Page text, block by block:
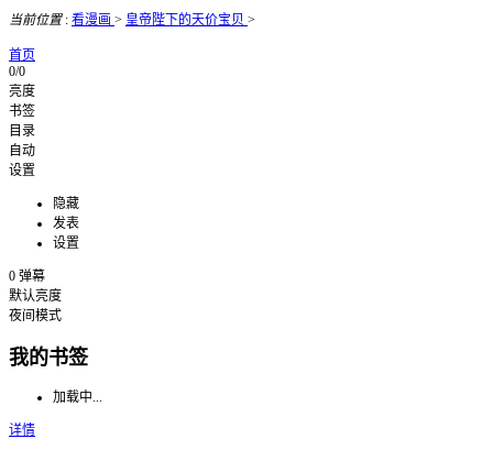
当前位置: 看漫画 > 皇帝陛下的天价宝贝 >
首页
0/0
亮度
书签
目录
自动
设置
隐藏
发表
设置
0 弹幕
默认亮度
夜间模式
我的书签
加载中...
详情